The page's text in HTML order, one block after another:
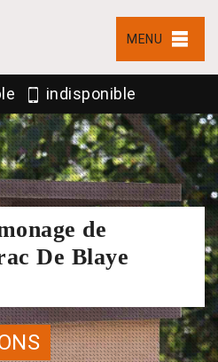
MENU
indisponible
de
De Blaye